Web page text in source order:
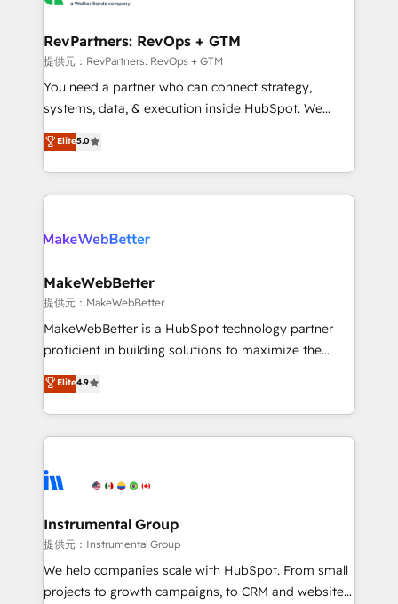
marketing campaigns, & RevOps frameworks that
fuel long-term success We connect the entire
customer lifecycle through seamless integrations,
ensure long-term adoption with change-
and service to drive sustainable growth With 6 key
HubSpot accreditations and experience across
RevPartners: RevOps + GTM
提供元：RevPartners: RevOps + GTM
You need a partner who can connect strategy,
systems, data, & execution inside HubSpot. We
bridge the gap where most agencies fall short by
combining GTM strategy with technical execution to
solve the right problem with the right solution. As the
only firm in the world to hold Elite Partner
clients gain a unique advantage in CRM architecture,
market execution. Why B2B Businesses Choose RP: -
Secure: Soc2 compliant 🛡️ - Pricing: Implementations
starting at $1,5k 💵 - Speed: Launch in 14 days ⚡ -
Global: 75+ RPers across five continents 🌐 - Scale:
HubSpot Partner 🪴 - Sales Hub: More
implementations than any other Partner 💻 -
agency for an Ops problem. Don't hire a technical
agency for a growth problem. Hire a partner built to
Elite5.0
MakeWebBetter
提供元：MakeWebBetter
MakeWebBetter is a HubSpot technology partner
proficient in building solutions to maximize the
operational efficiency of HubSpot. The fastest-
growing tech-enabler & facilitator, MakeWebBetter,
hands you the blend of HubSpot expertise &
eminent solutions & integrations. Trust us to
Elite Partners with 10+ years of HubSpot experience
Premier Partner 2023 🌟5 HubSpot Accreditations 🌟
Won HubSpot Theme Challenge 2021 🌟INBOUND’19
HubSpot Rising Star Why us? Harnessing the full
potential of the powerful HubSpot CRM. ✔️A team of
Elite4.9
Instrumental Group
提供元：Instrumental Group
We help companies scale with HubSpot. From small
projects to growth campaigns, to CRM and websites.